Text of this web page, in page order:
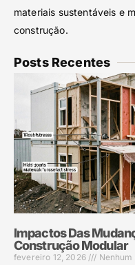
materiais sustentáveis e
construção.
Posts Recentes
Impactos Das
Construção Modular
fevereiro 12, 2026